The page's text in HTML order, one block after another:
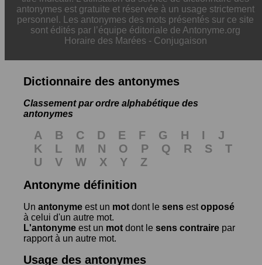
antonymes est gratuite et réservée à un usage strictement
personnel. Les antonymes des mots présentés sur ce site
sont édités par l’équipe éditoriale de Antonyme.org
Horaire des Marées - Conjugaison
Dictionnaire des antonymes
Classement par ordre alphabétique des
antonymes
A B C D E F G H I
J
K
L M N O P Q R S
T
U
V W X Y
Z
Antonyme définition
Un antonyme est un mot dont le sens estopposé
à celui d'un autre mot.
L'antonyme est un mot dont le sens contraire par
rapport à un autre mot.
Usage des antonymes